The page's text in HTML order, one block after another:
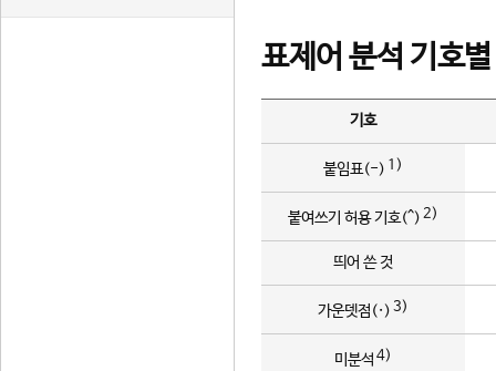
표제어 분석 기호
기호
붙임표(-) 1)
붙여쓰기 허용 기호(^) 2)
띄어 쓴 것
가운뎃점(·) 3)
미분석 4)